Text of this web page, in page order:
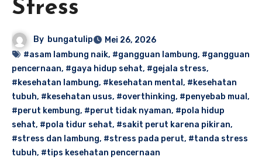
Stress
By bungatulip
Mei 26, 2026
#asam lambung naik, #gangguan lambung, #gangguan
pencernaan, #gaya hidup sehat, #gejala stress,
#kesehatan lambung, #kesehatan mental , #kesehatan
tubuh, #kesehatan usus, #overthinking, #penyebab mual ,
#perut kembung, #perut tidak nyaman, #pola hidup
sehat, #pola tidur sehat, #sakit perut karena pikiran,
#stress dan lambung, #stress pada perut, #tanda stress
tubuh, #tips kesehatan pencernaan